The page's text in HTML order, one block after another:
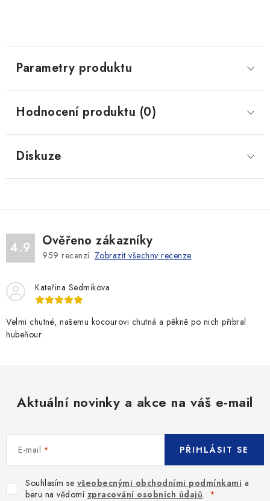
Parametry produktu
Hodnocení produktu (0)
Diskuze
4.9 Ověřeno zákazníky
959 recenzí. Zobrazit všechny recenze
Kateřina Sedmikova
Velmi chutné, našemu kocourovi chutná a pěkně po nich přibral
hubeňour.
Aktuální novinky a akce na váš e-mail
E-mail
Souhlasím se všeobecnými obchodními podmínkami a
beru na vědomí zpracování osobních údajů.
PŘIHLÁSIT SE